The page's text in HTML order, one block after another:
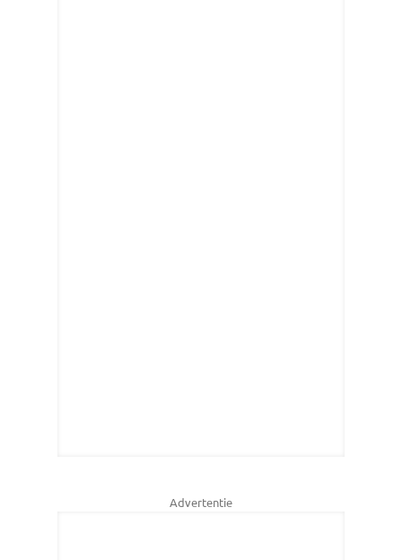
Advertentie